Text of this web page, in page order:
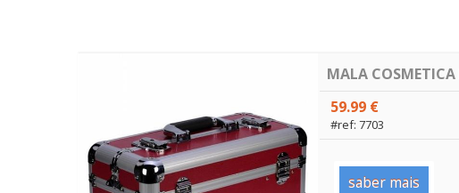
MALA COSMETICA
59.99 €
#ref: 7703
saber mais